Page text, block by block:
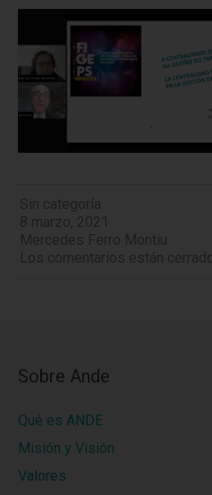
Sin categoría
8 marzo, 2021
Mercedes Ferro Montiu
Los comentarios están
Sobre Ande
Qué es ANDE
Misión y Visión
Valores